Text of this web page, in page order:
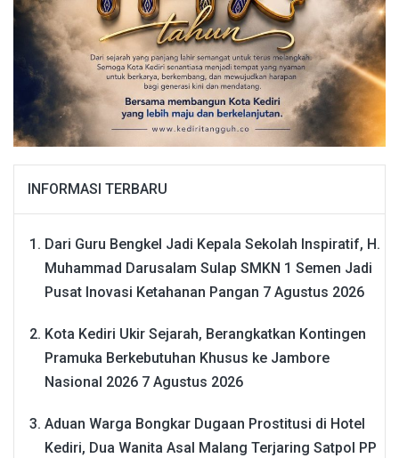
INFORMASI TERBARU
Dari Guru Bengkel Jadi Kepala Sekolah Inspiratif, H.
Muhammad Darusalam Sulap SMKN 1 Semen Jadi
Pusat Inovasi Ketahanan Pangan 7 Agustus 2026
Kota Kediri Ukir Sejarah, Berangkatkan Kontingen
Pramuka Berkebutuhan Khusus ke Jambore
Nasional 2026 7 Agustus 2026
Aduan Warga Bongkar Dugaan Prostitusi di Hotel
Kediri, Dua Wanita Asal Malang Terjaring Satpol PP